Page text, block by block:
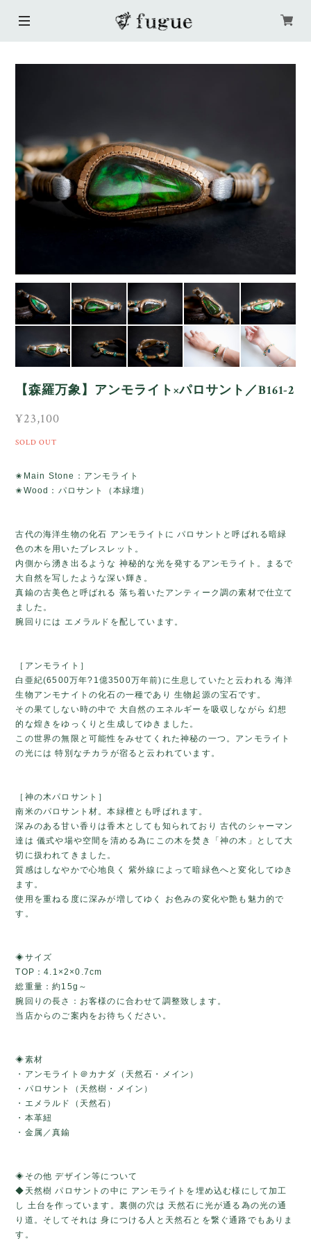
【森羅万象】アンモライト×パロサント／B161-2
¥23,100
SOLD OUT
✬Main Stone：アンモライト
✬Wood：パロサント（本緑壇）
古代の海洋生物の化石 アンモライトに パロサントと呼ばれる暗緑
色の木を用いたブレスレット。
内側から湧き出るような 神秘的な光を発するアンモライト。まるで
大自然を写したような深い輝き。
真鍮の古美色と呼ばれる 落ち着いたアンティーク調の素材で仕立て
ました。
腕回りには エメラルドを配しています。
［アンモライト］
白亜紀(6500万年?1億3500万年前)に生息していたと云われる 海洋
生物アンモナイトの化石の一種であり 生物起源の宝石です。
その果てしない時の中で 大自然のエネルギーを吸収しながら 幻想
的な煌きをゆっくりと生成してゆきました。
この世界の無限と可能性をみせてくれた神秘の一つ。アンモライト
の光には 特別なチカラが宿ると云われています。
［神の木パロサント］
南米のパロサント材。本緑檀とも呼ばれます。
深みのある甘い香りは香木としても知られており 古代のシャーマン
達は 儀式や場や空間を清める為にこの木を焚き「神の木」として大
切に扱われてきました。
質感はしなやかで心地良く 紫外線によって暗緑色へと変化してゆき
ます。
使用を重ねる度に深みが増してゆく お色みの変化や艶も魅力的で
す。
◈サイズ
TOP：4.1×2×0.7cm
総重量：約15g～
腕回りの長さ：お客様のに合わせて調整致します。
当店からのご案内をお待ちください。
◈素材
・アンモライト＠カナダ（天然石・メイン）
・パロサント（天然樹・メイン）
・エメラルド（天然石）
・本革紐
・金属／真鍮
◈その他 デザイン等について
◆天然樹 パロサントの中に アンモライトを埋め込む様にして加工
し 土台を作っています。裏側の穴は 天然石に光が通る為の光の通
り道。そしてそれは 身につける人と天然石とを繋ぐ通路でもありま
す。